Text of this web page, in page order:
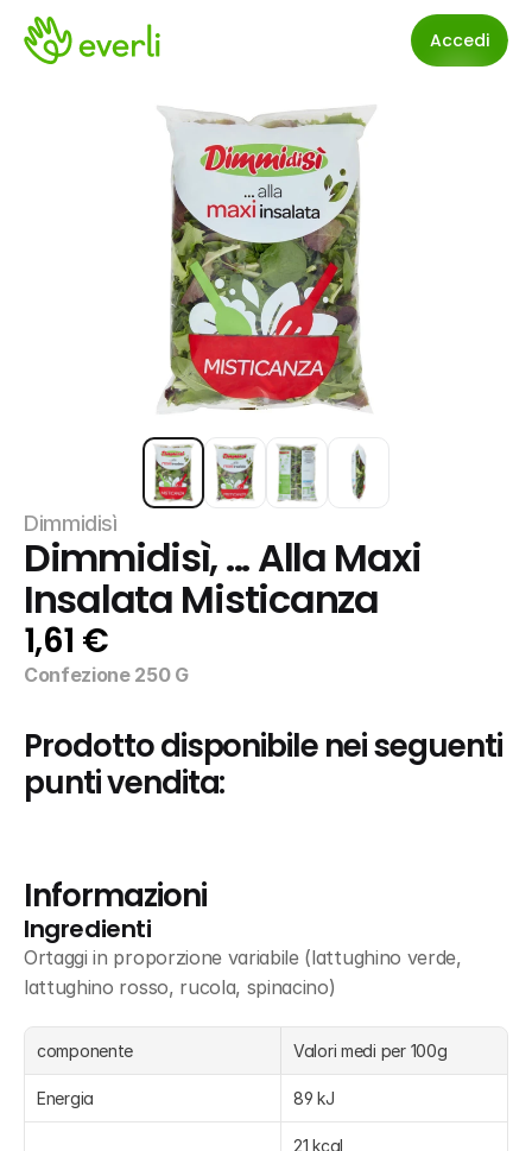
Accedi
Dimmidisì
Dimmidisì, ... Alla Maxi
Insalata Misticanza
1,61 €
Confezione 250 G
Prodotto disponibile nei seguenti
punti vendita:
Informazioni
Ingredienti
Ortaggi in proporzione variabile (lattughino verde,
lattughino rosso, rucola, spinacino)
componente Valori medi per 100g
Energia 89 kJ
21 kcal